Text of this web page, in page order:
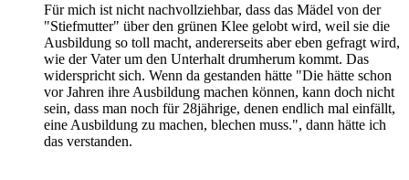
Für mich ist nicht nachvollziehbar, dass das Mädel von der
"Stiefmutter" über den grünen Klee gelobt wird, weil sie die
Ausbildung so toll macht, andererseits aber eben gefragt wird,
wie der Vater um den Unterhalt drumherum kommt. Das
widerspricht sich. Wenn da gestanden hätte "Die hätte schon
vor Jahren ihre Ausbildung machen können, kann doch nicht
sein, dass man noch für 28jährige, denen endlich mal einfällt,
eine Ausbildung zu machen, blechen muss.", dann hätte ich
das verstanden.